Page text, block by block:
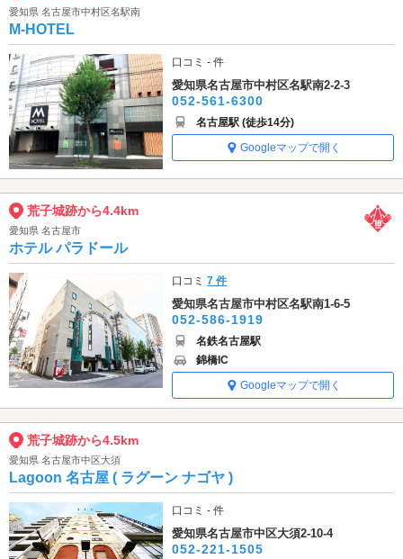
愛知県 名古屋市中村区名駅南
M-HOTEL
口コミ - 件
愛知県名古屋市中村区名駅南2-2-3
052-561-6300
名古屋駅 (徒歩14分)
Googleマップで開く
荒子城跡から4.4km
愛知県 名古屋市
ホテル パラドール
口コミ7 件
愛知県名古屋市中村区名駅南1-6-5
052-586-1919
名鉄名古屋駅
錦橋IC
Googleマップで開く
荒子城跡から4.5km
愛知県 名古屋市中区大須
Lagoon 名古屋 ( ラグーン ナゴヤ )
口コミ - 件
愛知県名古屋市中区大須2-10-4
052-221-1505